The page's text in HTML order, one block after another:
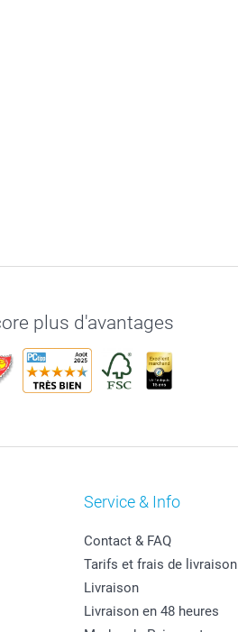
plus d'avantages
Service & Info
Contact & FAQ
Tarifs et frais de livraison
Livraison
Livraison en 48 heures